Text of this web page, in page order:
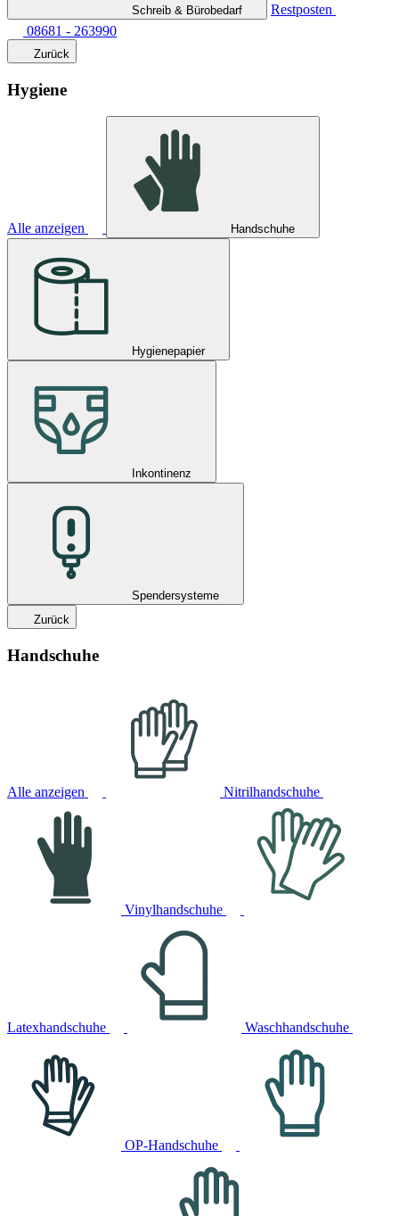
Schreib & Bürobedarf
Restposten
08681 - 263990
Zurück
Hygiene
Alle anzeigen Handschuhe
Hygienepapier
Inkontinenz
Spendersysteme
Zurück
Handschuhe
Alle anzeigen Nitrilhandschuhe
Vinylhandschuhe
Latexhandschuhe Waschhandschuhe
OP-Handschuhe